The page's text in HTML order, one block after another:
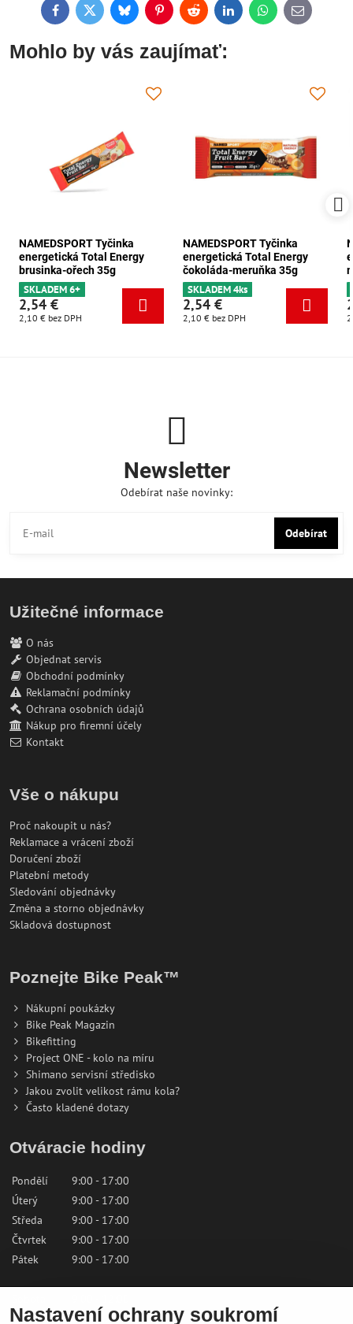
FacebookTwitterBlueskyPinterestReddit LinkedInWhatsApp
E-
mail
Mohlo by vás zaujímať:
NAMEDSPORT Tyčinka
energetická Total Energy
brusinka-ořech 35g
SKLADEM 6+
2,54 €
2,10 € bez DPH
NAMEDSPORT Tyčinka
energetická Total Energy
čokoláda-meruňka 35g
SKLADEM 4ks
2,54 €
2,10 € bez DPH
Newsletter
Odebírat naše novinky:
Odebírat
Užitečné informace
O nás
Objednat servis
Obchodní podmínky
Reklamační podmínky
Ochrana osobních údajů
Nákup pro firemní účely
Kontakt
Vše o nákupu
Proč nakoupit u nás?
Reklamace a vrácení zboží
Doručení zboží
Platební metody
Sledování objednávky
Změna a storno objednávky
Skladová dostupnost
Poznejte Bike Peak™
Nákupní poukázky
Bike Peak Magazin
Bikefitting
Project ONE - kolo na míru
Shimano servisní středisko
Jakou zvolit velikost rámu kola?
Často kladené dotazy
Otváracie hodiny
Pondělí
9:00 - 17:00
Úterý
9:00 - 17:00
Středa
9:00 - 17:00
Čtvrtek
9:00 - 17:00
Pátek
9:00 - 17:00
Neděle
Zavřeno
Nastavení ochrany soukromí